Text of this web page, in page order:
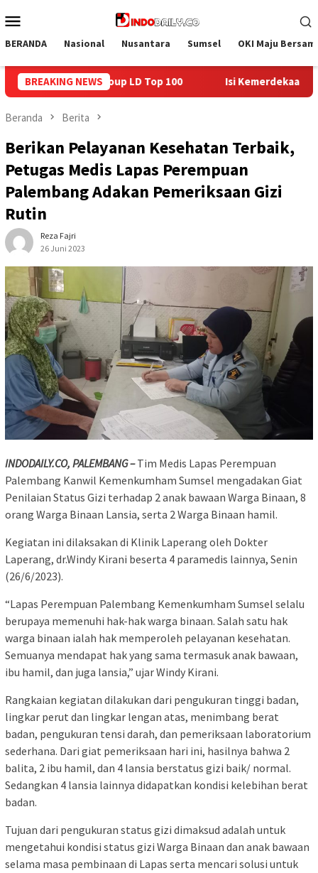
ke
Mobile
BERANDA Nasional Nusantara Sumsel OKI Maju
BREAKING NEWS
Isi Kemerdekaan dengan Kepedulian, Lapas Sekayu
Beranda Berita
Berikan Pelayanan Kesehatan Terbaik,
Petugas Medis Lapas Perempuan
Palembang Adakan Pemeriksaan Gizi
Rutin
Reza Fajri
26 Juni 2023
INDODAILY.CO, PALEMBANG – Tim Medis Lapas Perempuan
Palembang Kanwil Kemenkumham Sumsel mengadakan Giat
Penilaian Status Gizi terhadap 2 anak bawaan Warga Binaan, 8
orang Warga Binaan Lansia, serta 2 Warga Binaan hamil.
Kegiatan ini dilaksakan di Klinik Laperang oleh Dokter
Laperang, dr.Windy Kirani beserta 4 paramedis lainnya, Senin
(26/6/2023).
“Lapas Perempuan Palembang Kemenkumham Sumsel selalu
berupaya memenuhi hak-hak warga binaan. Salah satu hak
warga binaan ialah hak memperoleh pelayanan kesehatan.
Semuanya mendapat hak yang sama termasuk anak bawaan,
ibu hamil, dan juga lansia,” ujar Windy Kirani.
Rangkaian kegiatan dilakukan dari pengukuran tinggi badan,
lingkar perut dan lingkar lengan atas, menimbang berat
badan, pengukuran tensi darah, dan pemeriksaan laboratorium
sederhana. Dari giat pemeriksaan hari ini, hasilnya bahwa 2
balita, 2 ibu hamil, dan 4 lansia berstatus gizi baik/ normal.
Sedangkan 4 lansia lainnya didapatkan kondisi kelebihan berat
badan.
Tujuan dari pengukuran status gizi dimaksud adalah untuk
mengetahui kondisi status gizi Warga Binaan dan anak bawaan
selama masa pembinaan di Lapas serta mencari solusi untuk